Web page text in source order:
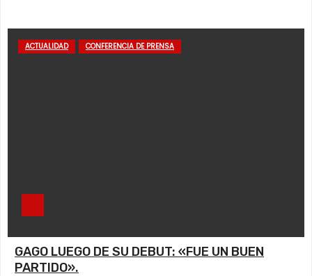
ACTUALIDAD CONFERENCIA DE PRENSA
GAGO LUEGO DE SU DEBUT: «FUE UN BUEN
PARTIDO».